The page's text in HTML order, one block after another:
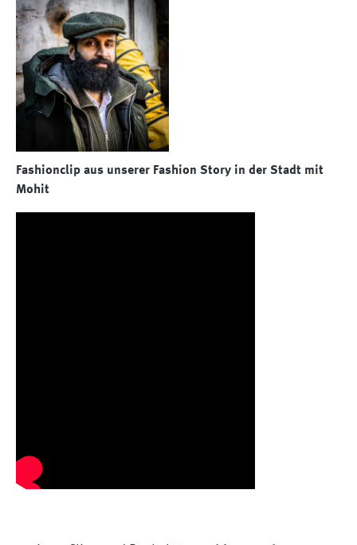
Fashionclip aus unserer Fashion Story in der Stadt mit
Mohit